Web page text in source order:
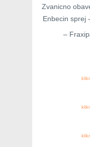
Zvanicno
Enbecin sprej
–